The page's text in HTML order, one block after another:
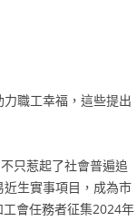
職工幸福，這些提出
只惹起了社會普遍追
生實事項目，成為市
會任務者征集2024年